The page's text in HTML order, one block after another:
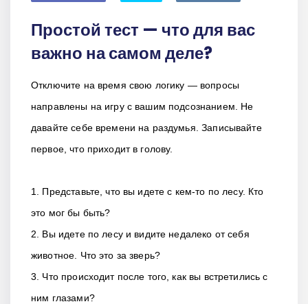
Простой тест — что для вас
важно на самом деле?
Отключите на время свою логику — вопросы
направлены на игру с вашим подсознанием. Не
давайте себе времени на раздумья. Записывайте
первое, что приходит в голову.
1. Представьте, что вы идете с кем-то по лесу. Кто
это мог бы быть?
2. Вы идете по лесу и видите недалеко от себя
животное. Что это за зверь?
3. Что происходит после того, как вы встретились с
ним глазами?